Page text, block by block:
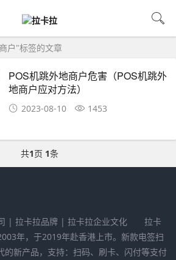
户"标签的文章
POS机跳外地商户危害（POS机跳外
地商户应对方法）
2023-08-10 1453
共1页 1条
| 拉卡拉品牌 | 拉卡拉企业文化 拉卡
年，于2019年赴香港上市。新款电签扫
的新产品，支持：扫码、刷卡、闪付等支付